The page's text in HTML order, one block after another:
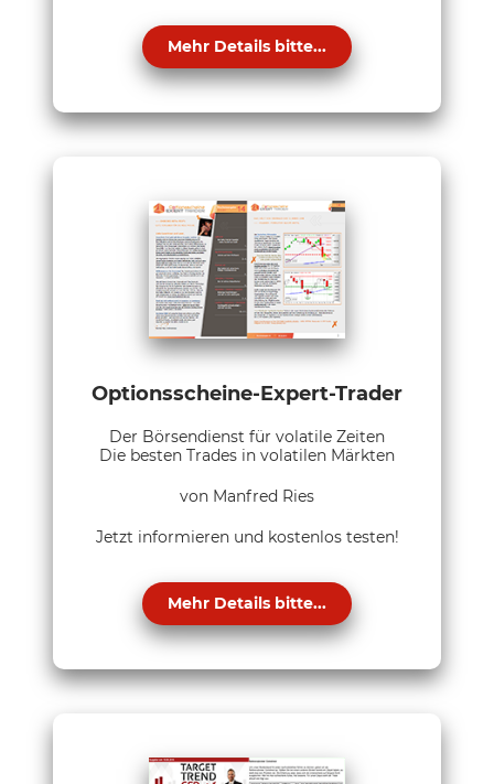
Mehr Details bitte...
Optionsscheine-Expert-Trader
Der Börsendienst für volatile Zeiten
Die besten Trades in volatilen Märkten
von Manfred Ries
Jetzt informieren und kostenlos testen!
Mehr Details bitte...